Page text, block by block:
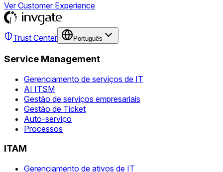
Ver Customer Experience
Trust Center Português
Service Management
Gerenciamento de serviços de IT
AI ITSM
Gestão de serviços empresariais
Gestão de Ticket
Auto-serviço
Processos
ITAM
Gerenciamento de ativos de IT